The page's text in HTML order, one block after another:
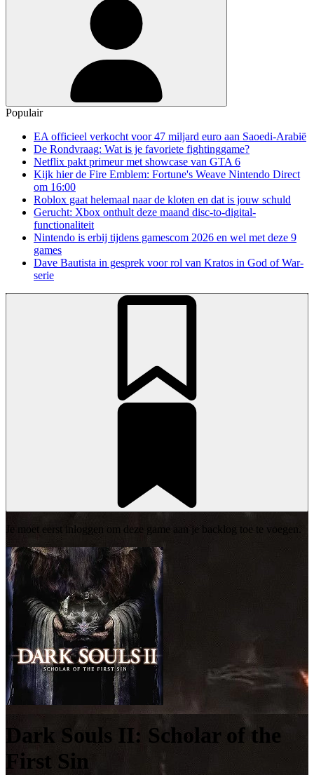
Populair
EA officieel verkocht voor 47 miljard euro aan Saoedi-Arabië
De Rondvraag: Wat is je favoriete fightinggame?
Netflix pakt primeur met showcase van GTA 6
Kijk hier de Fire Emblem: Fortune's Weave Nintendo Direct
om 16:00
Roblox gaat helemaal naar de kloten en dat is jouw schuld
Gerucht: Xbox onthult deze maand disc-to-digital-
functionaliteit
Nintendo is erbij tijdens gamescom 2026 en wel met deze 9
games
Dave Bautista in gesprek voor rol van Kratos in God of War-
serie
Je moet eerst inloggen om deze game aan je backlog toe te voegen.
Dark Souls II: Scholar of the
First Sin